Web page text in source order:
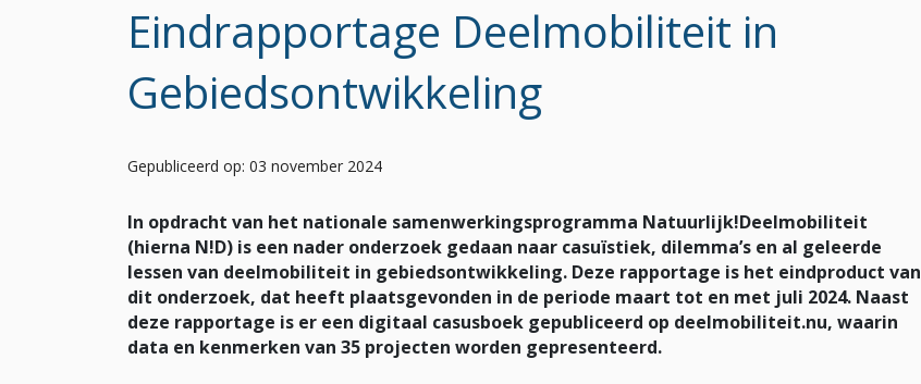
Eindrapportage Deelmobiliteit in
Gebiedsontwikkeling
Gepubliceerd op: 03 november 2024
In opdracht van het nationale samenwerkingsprogramma Natuurlijk!Deelmobiliteit
(hierna N!D) is een nader onderzoek gedaan naar casuïstiek, dilemma’s en al geleerde
lessen van deelmobiliteit in gebiedsontwikkeling. Deze rapportage is het eindproduct van
dit onderzoek, dat heeft plaatsgevonden in de periode maart tot en met juli 2024. Naast
deze rapportage is er een digitaal casusboek gepubliceerd op deelmobiliteit.nu, waarin
data en kenmerken van 35 projecten worden gepresenteerd.